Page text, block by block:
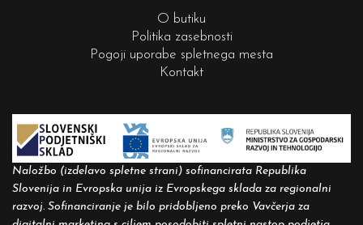
O butiku
Politika zasebnosti
Pogoji uporabe spletnega mesta
Kontakt
Naložbo (izdelavo spletne strani) sofinancirata Republika
Slovenija in Evropska unija iz Evropskega sklada za regionalni
razvoj. Sofinanciranje je bilo pridobljeno preko Vavčerja za